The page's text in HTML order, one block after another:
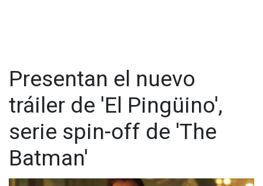
Presentan el nuevo
tráiler de 'El Pingüino',
serie spin-off de 'The
Batman'